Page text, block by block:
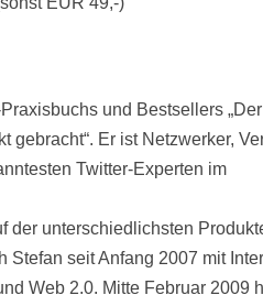
und Bestsellers
gebracht“. Er ist Netzwerker,
Twitter-Experten im
der unterschiedlichsten
Stefan seit Anfang 2007 mit
Web 2.0. Mitte Februar 2009